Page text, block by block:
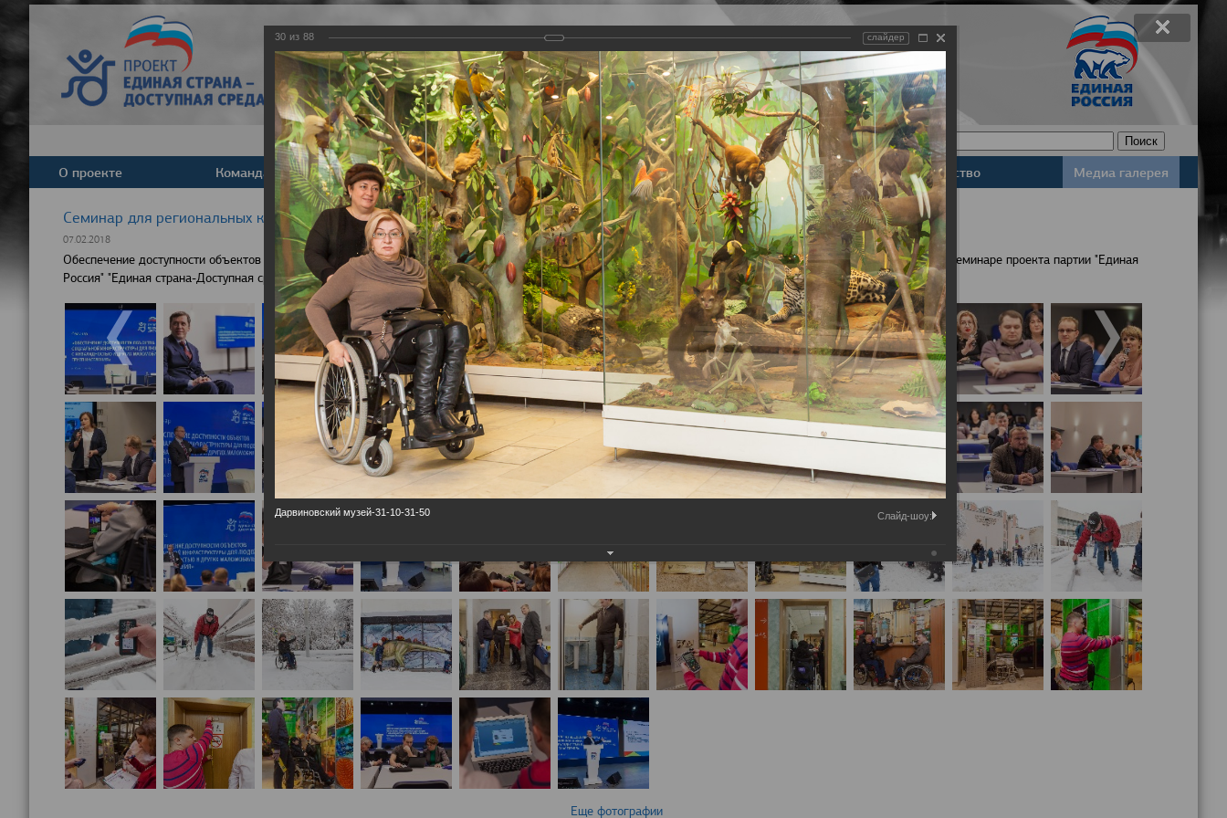
Задать вопрос
Версия для слабовидящих
О проекте Команда Новости Деятельность Базы данных Законодательство Медиа галерея
Cеминар для региональных координаторов партпроекта "Единая страна - доступная среда"
07.02.2018
Обеспечение доступности объектов социальной инфраструктуры для людей с инвалидностью и других категорий маломобильных групп населения обсудили на семинаре проекта партии "Единая
Россия" "Единая страна-Доступная среда"
Еще фотографии
30 из 88 слайдер
Дарвиновский музей-31-10-31-50 Слайд-шоу: